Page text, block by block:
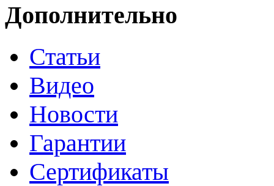
Дополнительно
Статьи
Видео
Новости
Гарантии
Сертификаты